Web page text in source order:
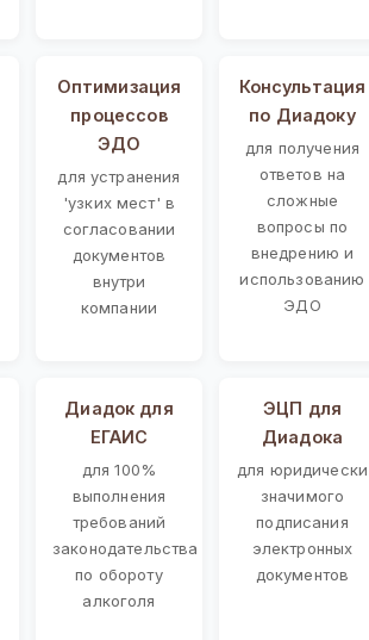
Оптимизация
процессов
ЭДО
для устранения
'узких мест' в
согласовании
документов
внутри
компании
Консультация
по Диадоку
для получения
ответов на
сложные
вопросы по
внедрению и
использованию
ЭДО
Диадок для
ЕГАИС
для 100%
выполнения
требований
законодательства
по обороту
алкоголя
ЭЦП для
Диадока
для юридически
значимого
подписания
электронных
документов